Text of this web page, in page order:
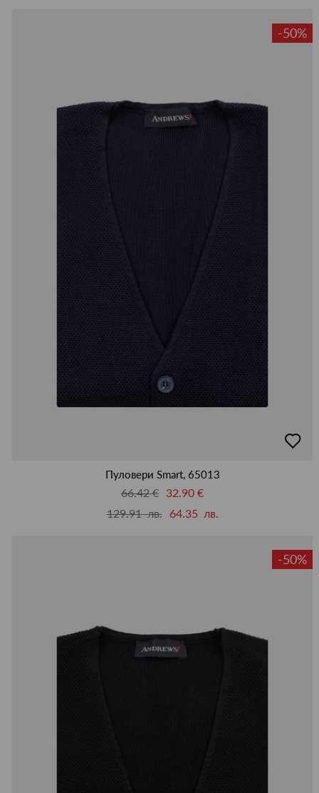
-50%
в
Пуловери Smart, 65013
66.42 € 32.90 €
129.91 лв.
64.35 лв.
-50%